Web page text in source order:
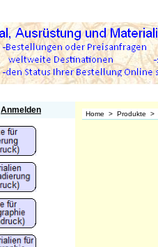
Anmelden Home > Produkte >